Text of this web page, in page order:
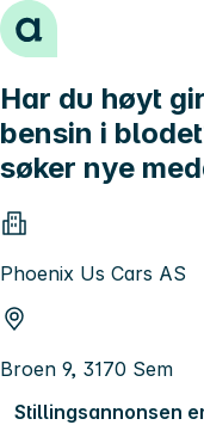
Hopp til innhold
Har du høyt
bensin i
søker nye
Phoenix Us Cars AS
Broen 9, 3170 Sem
Stillingsannonsen